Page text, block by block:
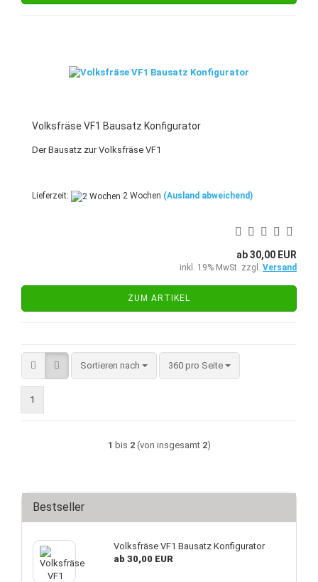
Volksfräse VF1 Bausatz Konfigurator
Der Bausatz zur Volksfräse VF1
Lieferzeit: 2 Wochen (Ausland abweichend)
ab 30,00 EUR
inkl. 19% MwSt. zzgl. Versand
ZUM ARTIKEL
Sortieren nach
Sortieren nach 360 pro Seite
pro Seite
1
1 bis 2(von insgesamt 2)
Bestseller
Volksfräse VF1 Bausatz Konfigurator
ab 30,00 EUR